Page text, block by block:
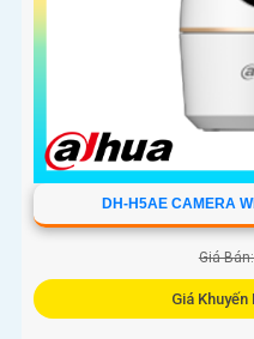
DH-H5AE CAMERA
Giá
Giá Khuyến